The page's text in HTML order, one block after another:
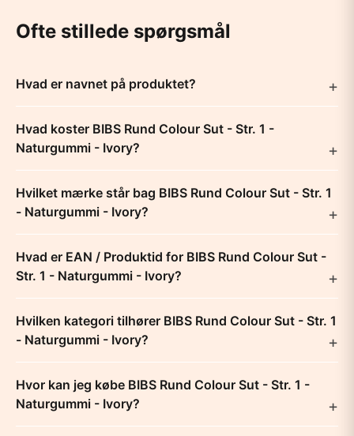
Ofte stillede spørgsmål
Hvad er navnet på produktet?
Hvad koster BIBS Rund Colour Sut - Str. 1 -
Naturgummi - Ivory?
Hvilket mærke står bag BIBS Rund Colour Sut - Str. 1
- Naturgummi - Ivory?
Hvad er EAN / Produktid for BIBS Rund Colour Sut -
Str. 1 - Naturgummi - Ivory?
Hvilken kategori tilhører BIBS Rund Colour Sut - Str. 1
- Naturgummi - Ivory?
Hvor kan jeg købe BIBS Rund Colour Sut - Str. 1 -
Naturgummi - Ivory?